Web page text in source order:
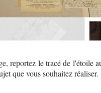
reportez le tracé de l'étoile
que vous souhaitez réaliser.